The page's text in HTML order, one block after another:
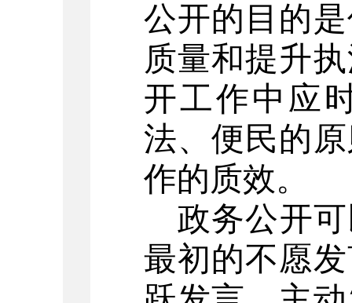
公开的目的
质量和提升
开工作中应
法、便民的
作的质效。
政务公开
最初的不愿